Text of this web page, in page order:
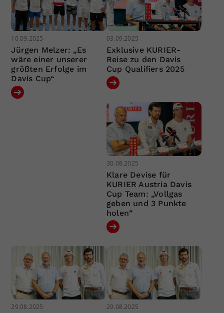
10.09.2025
Jürgen Melzer: „Es
wäre einer unserer
größten Erfolge im
Davis Cup“
03.09.2025
Exklusive KURIER-
Reise zu den Davis
Cup Qualifiers 2025
30.08.2025
Klare Devise für
KURIER Austria Davis
Cup Team: „Vollgas
geben und 3 Punkte
holen“
29.08.2025 29.08.2025